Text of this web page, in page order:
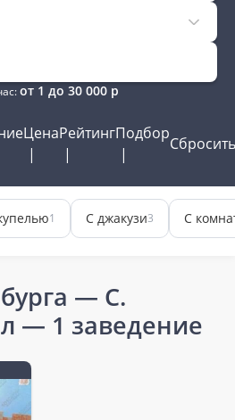
от 1 до 30 000р
ЦенаРейтингПодбор
Сбросить
1 С джакузи3 С
— С.
— 1 заведение